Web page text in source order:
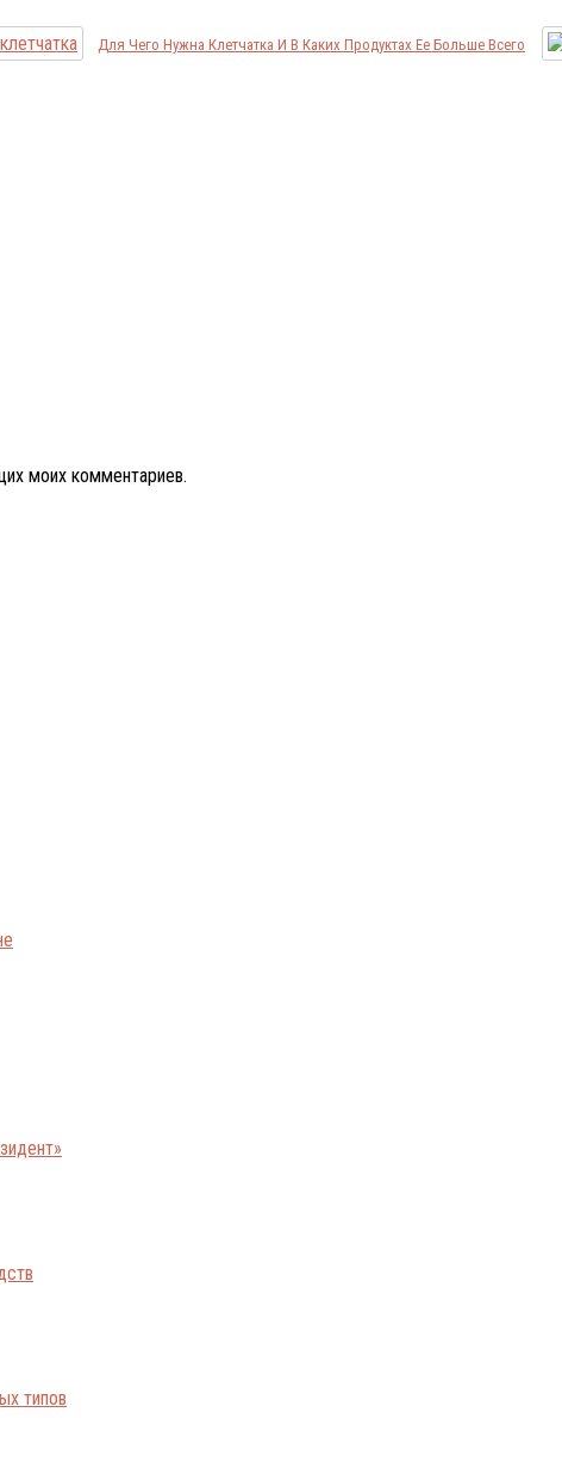
Для Чего Нужна Клетчатка И В Каких Продуктах Ее Больше Всего
моих комментариев.
типов